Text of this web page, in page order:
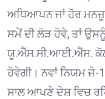
ਅਧਿਆਪਨ ਜਾਂ ਹੋਰ
ਸਮੇਂ ਦੀ ਲੋੜ ਹੋਵੇ, ਤਾਂ
ਯੂ.ਐੱਸ.ਸੀ.ਆਈ.ਐੱਸ.
ਹੋਵੇਗੀ। ਨਵਾਂ ਨਿਯਮ
ਸਾਲ ਆਪਣੇ ਦੇਸ਼ ਵਿਚ